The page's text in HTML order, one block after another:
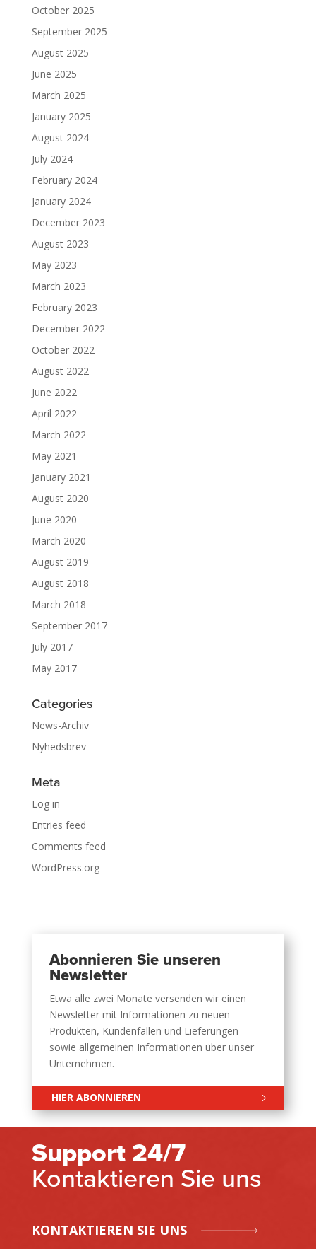
October 2025
September 2025
August 2025
June 2025
March 2025
January 2025
August 2024
July 2024
February 2024
January 2024
December 2023
August 2023
May 2023
March 2023
February 2023
December 2022
October 2022
August 2022
June 2022
April 2022
March 2022
May 2021
January 2021
August 2020
June 2020
March 2020
August 2019
August 2018
March 2018
September 2017
July 2017
May 2017
Categories
News-Archiv
Nyhedsbrev
Meta
Log in
Entries feed
Comments feed
WordPress.org
Abonnieren Sie unseren
Newsletter
Etwa alle zwei Monate versenden wir einen
Newsletter mit Informationen zu neuen
Produkten, Kundenfällen und Lieferungen
sowie allgemeinen Informationen über unser
Unternehmen.
HIER ABONNIEREN
Support 24/7
Kontaktieren Sie uns
KONTAKTIEREN SIE UNS